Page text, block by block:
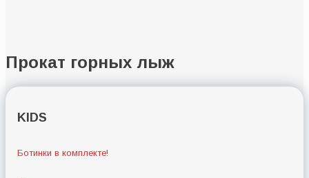
Прокат горных лыж
KIDS
Ботинки в комплекте!